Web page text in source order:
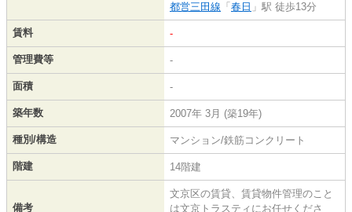
都営三田線 「 春日 」駅 徒歩13分
賃料 -
管理費等 -
面積 -
築年数 2007年 3月 (築19年)
種別/構造 マンション/鉄筋コンクリート
階建 14階建
備考
文京区の賃貸、賃貸物件管理のこと
は文京トラスティにお任せくださ